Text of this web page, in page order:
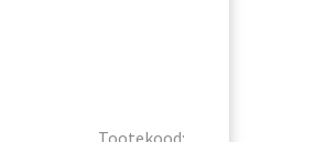
Tootekood: